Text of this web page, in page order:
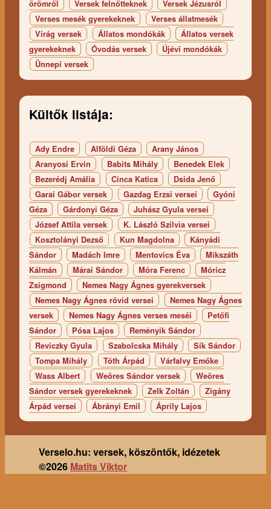
örömről
Versek felnőtteknek
Versek Jézusról
Verses mesék gyerekeknek
Verses állatmesék
Virág versek
Állatos mondókák
Állatos versek
gyerekeknek
Óvodás versek
Újévi mondókák
Ünnepi versek
Kültők listája:
Ady Endre Alföldi Géza
Arany János
Aranyosi Ervin
Babits Mihály
Benedek Elek
Bezerédj Amália
Cinca Katica
Dsida Jenő
Garai Gábor versek
Gazdag Erzsi versei
Gyóni
Géza
Gárdonyi Géza
Juhász Gyula versei
József Attila versek
K. László Szilvia versei
Kosztolányi Dezső
Kun Magdolna
Kányádi
Sándor
Madách Imre Mentovics Éva
Mikszáth
Kálmán
Márai Sándor Móra Ferenc
Móricz
Zsigmond
Nemes Nagy Ágnes gyerekversek
Nemes Nagy Ágnes rövid versei
Nemes Nagy Ágnes
versek
Nemes Nagy Ágnes verses meséi
Petőfi
Sándor
Pósa Lajos
Reményik Sándor
Reviczky Gyula
Szabolcska Mihály
Sík Sándor
Tompa Mihály
Tóth Árpád
Várfalvy Emőke
Wass Albert
Weöres Sándor versek
Weöres
Sándor versek gyerekeknek
Zelk Zoltán
Zigány
Árpád versei
Ábrányi Emil Áprily Lajos
Verselo.hu: versek, köszöntők, idézetek
©2026 Matits Viktor